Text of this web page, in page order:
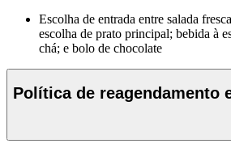
Escolha de entrada entre salada
escolha de prato principal; bebida à
chá; e bolo de chocolate
Política de reagendamento